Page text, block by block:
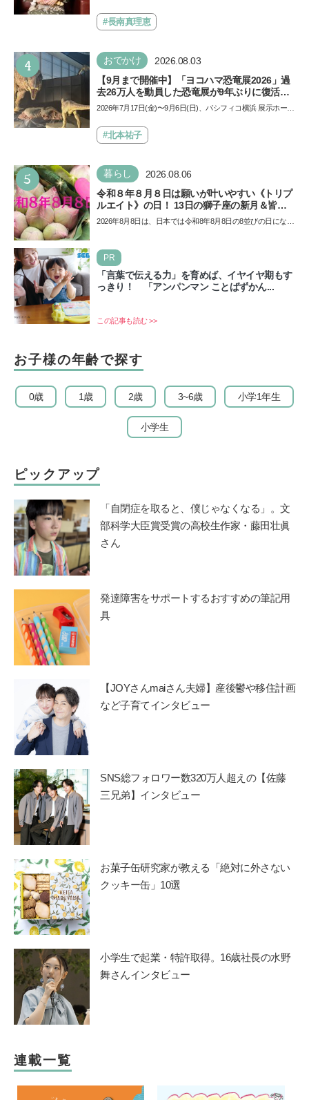
できると子どもに知ってほしい
ザ…
#長南真理恵
4 おでかけ 2026.08.03
【9月まで開催中】「ヨコハマ恐竜展2026」過
去26万人を動員した恐竜展が9年ぶりに復活！
夏休みのおでかけで楽しむポイントを完全ガイ
2026年7月17日(金)〜9月6日(日)、パシフィコ横浜 展示ホール
催…
#北本祐子
5 暮らし 2026.08.06
令和８年８月８日は願いが叶いやすい《トリプ
ルエイト》の日！ 13日の獅子座の新月＆皆既
日食の影響にも注目
2026年8月8日は、日本では令和8年8月8日の8並びの日になり
て…
PR
「言葉で伝える力」を育めば、イヤイヤ期もす
っきり！ 「アンパンマン ことばずかん...
この記事も読む >>
お子様の年齢で探す
0歳 1歳 2歳 3~6歳 小学1年生
小学生
ピックアップ
「自閉症を取ると、僕じゃなくなる」。文
部科学大臣賞受賞の高校生作家・藤田壮眞
さん
発達障害をサポートするおすすめの筆記用
具
【JOYさんmaiさん夫婦】産後鬱や移住計画
など子育てインタビュー
SNS総フォロワー数320万人超えの【佐藤
三兄弟】インタビュー
お菓子缶研究家が教える「絶対に外さない
クッキー缶」10選
小学生で起業・特許取得。16歳社長の水野
舞さんインタビュー
連載一覧